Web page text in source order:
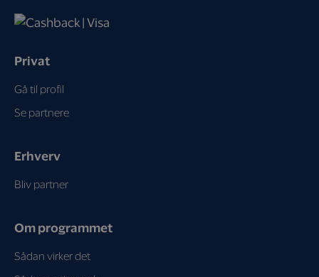
Privat
Gå til profil
Se partnere
Erhverv
Bliv partner
Om programmet
Sådan virker det